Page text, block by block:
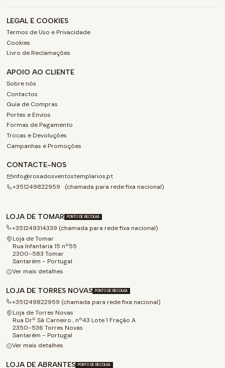
LEGAL E COOKIES
Termos de Uso e Privacidade
Cookies
Livro de Reclamações
APOIO AO CLIENTE
Sobre nós
Contactos
Guia de Compras
Portes e Envios
Formas de Pagamento
Trocas e Devoluções
Campanhas e Promoções
CONTACTE-NOS
info@rosadosventostemplarios.pt
+351249822959 (chamada para rede fixa nacional)
LOJA DE TOMAR PONTO DE RECOLHA
+351249314339 (chamada para rede fixa nacional)
Loja de Tomar
Rua Infantaria 15 nº55
2300-583 Tomar
Santarém - Portugal
Ver mais detalhes
LOJA DE TORRES NOVAS PONTO DE RECOLHA
+351249822959 (chamada para rede fixa nacional)
Loja de Torres Novas
Rua Drº Sá Carneiro , nº43 Lote 1 Fração A
2350-536 Torres Novas
Santarém - Portugal
Ver mais detalhes
LOJA DE ABRANTES PONTO DE RECOLHA